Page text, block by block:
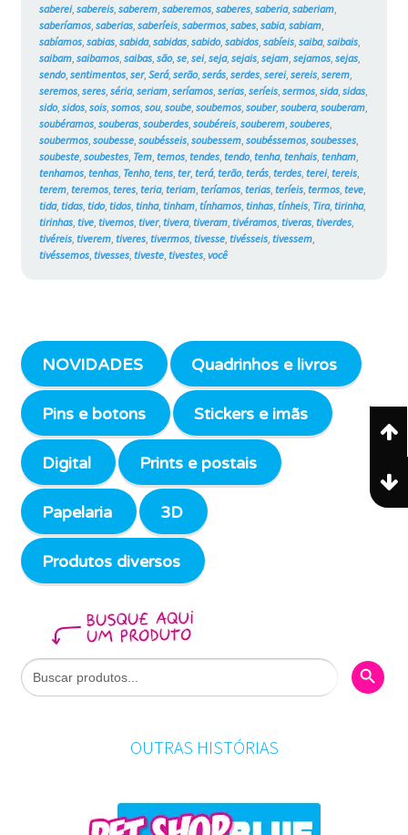
saberei, sabereis, saberem, saberemos, saberes, saberia, saberiam,
saberíamos, saberias, saberíeis, sabermos, sabes, sabia, sabiam,
sabíamos, sabias, sabida, sabidas, sabido, sabidos, sabíeis, saiba, saibais,
saibam, saibamos, saibas, são, se, sei, seja, sejais, sejam, sejamos, sejas,
sendo, sentimentos, ser, Será, serão, serás, serdes, serei, sereis, serem,
seremos, seres, séria, seriam, seríamos, serias, seríeis, sermos, sida, sidas,
sido, sidos, sois, somos, sou, soube, soubemos, souber, soubera, souberam,
soubéramos, souberas, souberdes, soubéreis, souberem, souberes,
soubermos, soubesse, soubésseis, soubessem, soubéssemos, soubesses,
soubeste, soubestes, Tem, temos, tendes, tendo, tenha, tenhais, tenham,
tenhamos, tenhas, Tenho, tens, ter, terá, terão, terás, terdes, terei, tereis,
terem, teremos, teres, teria, teriam, teríamos, terias, teríeis, termos, teve,
tida, tidas, tido, tidos, tinha, tinham, tínhamos, tinhas, tínheis, Tira, tirinha,
tirinhas, tive, tivemos, tiver, tivera, tiveram, tivéramos, tiveras, tiverdes,
tivéreis, tiverem, tiveres, tivermos, tivesse, tivésseis, tivessem,
tivéssemos, tivesses, tiveste, tivestes, você
NOVIDADES Quadrinhos e livros
Pins e botons Stickers e imãs
Digital Prints e postais
Papelaria 3D
Produtos diversos
Search
for:
Search
OUTRAS HISTÓRIAS